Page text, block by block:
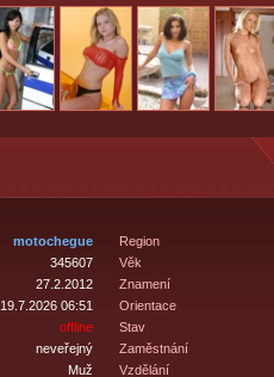
motochegue
345607
27.2.2012
19.7.2026 06:51
offline
neveřejný
Muž
Region
Věk
Znamení
Orientace
Stav
Zaměstnání
Vzdělání